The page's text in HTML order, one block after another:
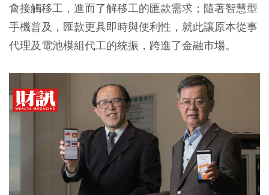
會接觸移工，進而了解移工的匯款需求；隨著智慧型
手機普及，匯款更具即時與便利性，就此讓原本從事
代理及電池模組代工的統振，跨進了金融市場。